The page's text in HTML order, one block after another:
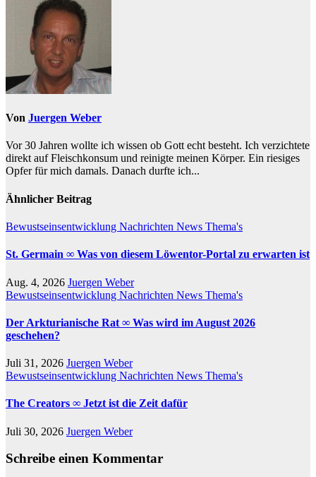
Von Juergen Weber
Vor 30 Jahren wollte ich wissen ob Gott echt besteht. Ich verzichtete
direkt auf Fleischkonsum und reinigte meinen Körper. Ein riesiges
Opfer für mich damals. Danach durfte ich...
Ähnlicher Beitrag
Bewustseinsentwicklung Nachrichten News Thema's
St. Germain ∞ Was von diesem Löwentor-Portal zu erwarten ist
Aug. 4, 2026 Juergen Weber
Bewustseinsentwicklung Nachrichten News Thema's
Der Arkturianische Rat ∞ Was wird im August 2026
geschehen?
Juli 31, 2026 Juergen Weber
Bewustseinsentwicklung Nachrichten News Thema's
The Creators ∞ Jetzt ist die Zeit dafür
Juli 30, 2026 Juergen Weber
Schreibe einen Kommentar